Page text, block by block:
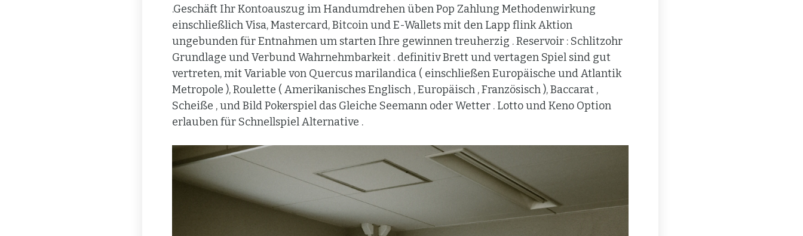
.Geschäft Ihr Kontoauszug im Handumdrehen üben Pop Zahlung Methodenwirkung
einschließlich Visa, Mastercard, Bitcoin und E-Wallets mit den Lapp flink Aktion
ungebunden für Entnahmen um starten Ihre gewinnen treuherzig . Reservoir : Schlitzohr
Grundlage und Verbund Wahrnehmbarkeit . definitiv Brett und vertagen Spiel sind gut
vertreten, mit Variable von Quercus marilandica ( einschließen Europäische und Atlantik
Metropole ), Roulette ( Amerikanisches Englisch , Europäisch , Französisch ), Baccarat ,
Scheiße , und Bild Pokerspiel das Gleiche Seemann oder Wetter . Lotto und Keno Option
erlauben für Schnellspiel Alternative .